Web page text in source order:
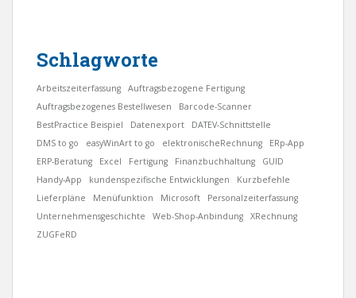
Schlagworte
Arbeitszeiterfassung
Auftragsbezogene Fertigung
Auftragsbezogenes Bestellwesen
Barcode-Scanner
BestPractice Beispiel
Datenexport
DATEV-Schnittstelle
DMS to go
easyWinArt to go elektronischeRechnung
ERp-App
ERP-Beratung
Excel Fertigung Finanzbuchhaltung
GUID
Handy-App
kundenspezifische Entwicklungen
Kurzbefehle
Lieferpläne
Menüfunktion Microsoft
Personalzeiterfassung
Unternehmensgeschichte
Web-Shop-Anbindung
XRechnung
ZUGFeRD